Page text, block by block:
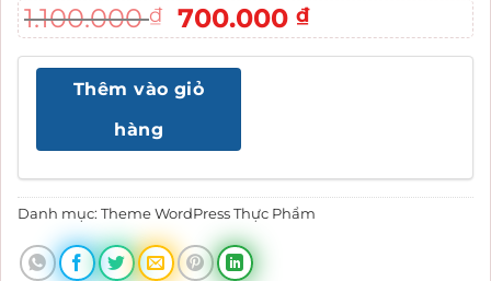
1.100.000₫
Giá
gốc
là:
1.100.000 ₫.
700.000₫Giá
hiện
Thêm vào giỏ
hàng
Danh mục: Theme WordPress Thực Phẩm